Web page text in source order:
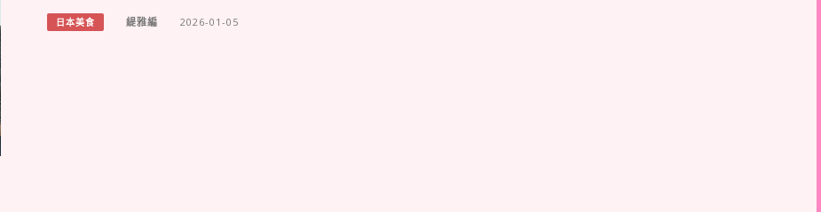
日本美食 緹雅編 2026-01-05